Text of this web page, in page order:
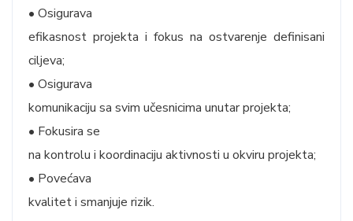
• Osigurava
efikasnost projekta i fokus na ostvarenje definisani
ciljeva;
• Osigurava
komunikaciju sa svim učesnicima unutar projekta;
• Fokusira se
na kontrolu i koordinaciju aktivnosti u okviru projekta;
• Povećava
kvalitet i smanjuje rizik.